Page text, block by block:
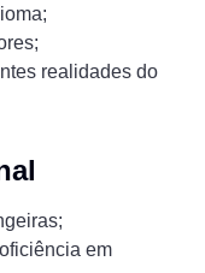
realidades do
em